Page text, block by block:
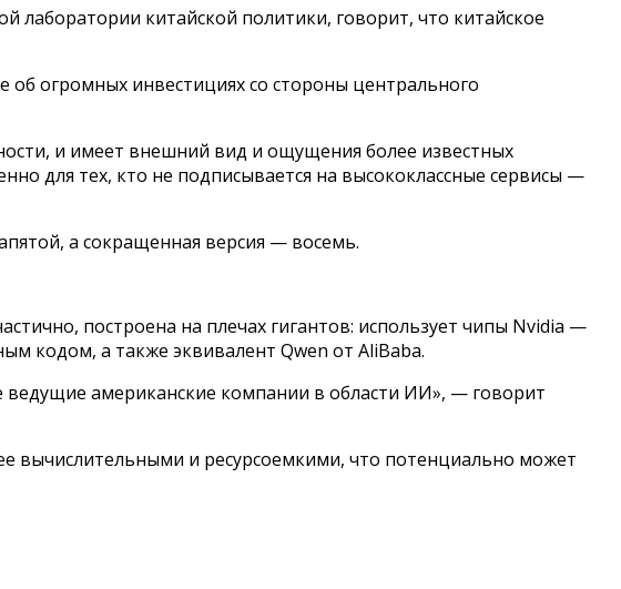
лаборатории китайской политики, говорит, что китайское
об огромных инвестициях со стороны центрального
и имеет внешний вид и ощущения более известных
для тех, кто не подписывается на высококлассные сервисы —
а сокращенная версия — восемь.
построена на плечах гигантов: использует чипы Nvidia —
кодом, а также эквивалент Qwen от AliBaba.
американские компании в области ИИ», — говорит
вычислительными и ресурсоемкими, что потенциально может